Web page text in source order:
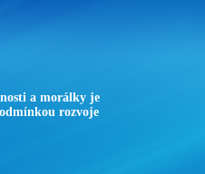
a morálky je
rozvoje